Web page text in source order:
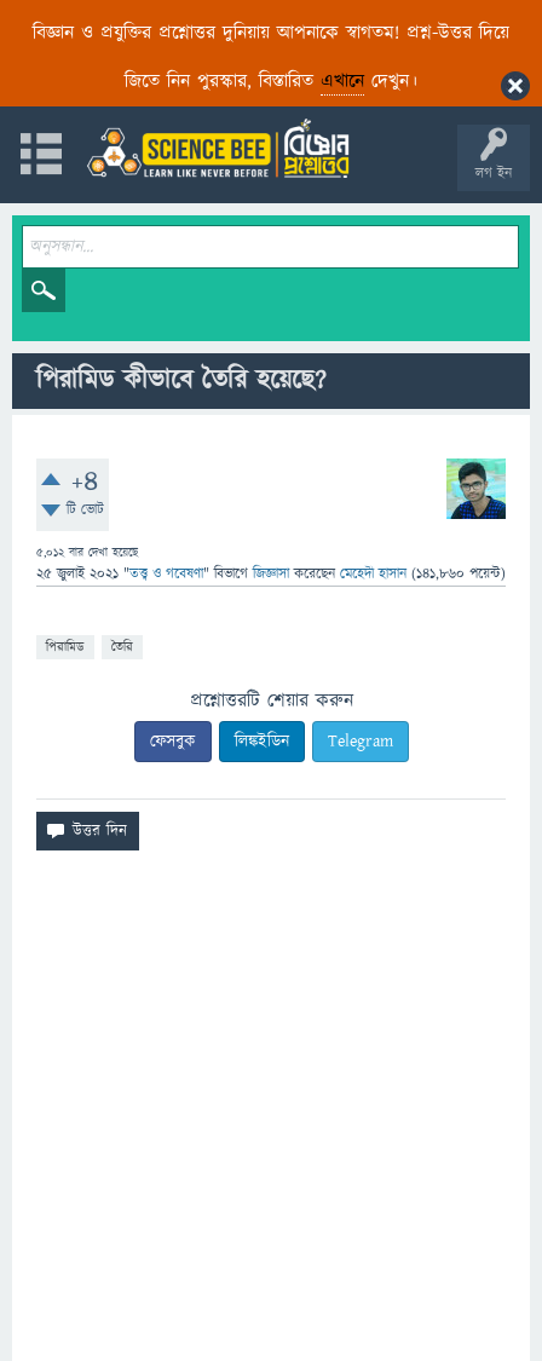
বিজ্ঞান ও প্রযুক্তির প্রশ্নোত্তর দুনিয়ায় আপনাকে স্বাগতম! প্রশ্ন-উত্তর দিয়ে
জিতে নিন পুরস্কার, বিস্তারিত এখানেদেখুন।
লগ ইন
পিরামিড কীভাবে তৈরি হয়েছে?
+4
টি ভোট
5,012বার দেখা হয়েছে
25 জুলাই 2021 "তত্ত্ব ও গবেষণা" বিভাগে জিজ্ঞাসাকরেছেনমেহেদী হাসান (141,860 পয়েন্ট)
পিরামিড তৈরি
প্রশ্নোত্তরটি শেয়ার করুন
ফেসবুক লিঙ্কইডিন Telegram